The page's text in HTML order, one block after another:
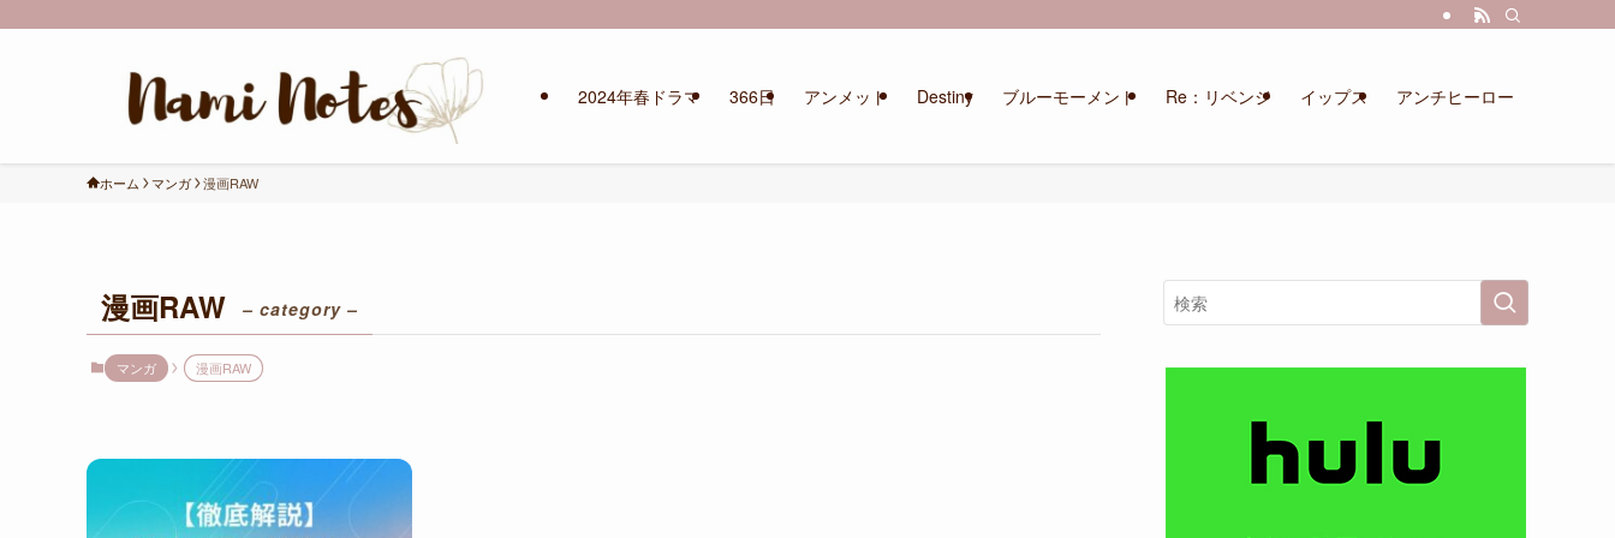
2024年春ドラマ 366日 アンメット Destiny ブルーモーメント Re：リベンジ イップス アンチヒーロー
ホーム マンガ 漫画RAW
漫画RAW – category –
マンガ 漫画RAW